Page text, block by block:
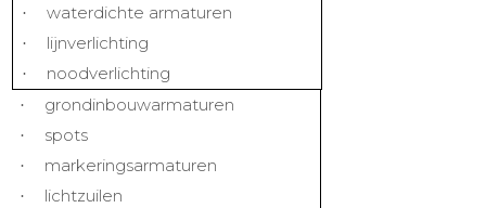
· waterdichte armaturen
· lijnverlichting
· noodverlichting
· grondinbouwarmaturen
· spots
· markeringsarmaturen
· lichtzuilen